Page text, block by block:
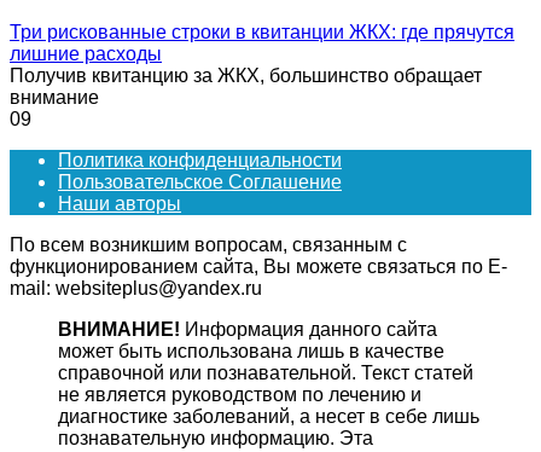
Три рискованные строки в квитанции ЖКХ: где прячутся
лишние расходы
Получив квитанцию за ЖКХ, большинство обращает
внимание
09
Политика конфиденциальности
Пользовательское Соглашение
Наши авторы
По всем возникшим вопросам, связанным с
функционированием сайта, Вы можете связаться по E-
mail: websiteplus@yandex.ru
ВНИМАНИЕ! Информация данного сайта
может быть использована лишь в качестве
справочной или познавательной. Текст статей
не является руководством по лечению и
диагностике заболеваний, а несет в себе лишь
познавательную информацию. Эта